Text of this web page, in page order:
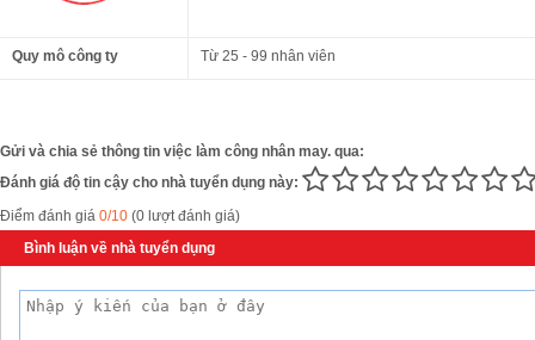
Quy mô công ty Từ 25 - 99 nhân viên
Gửi và chia sẻ thông tin việc làm công nhân may. qua:
Đánh giá độ tin cậy cho nhà tuyển dụng này:
Điểm đánh giá 0/10 (0 lượt đánh giá)
Bình luận về nhà tuyển dụng